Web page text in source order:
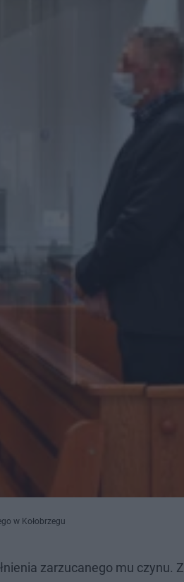
w Kołobrzegu
zarzucanego mu czynu.